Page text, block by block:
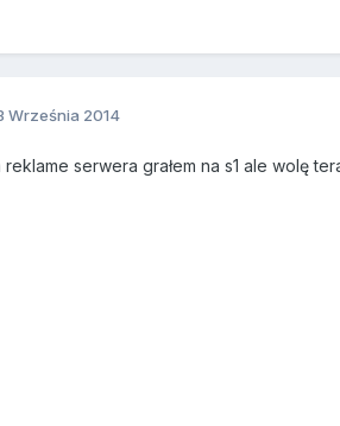
Września 2014
serwera grałem na s1 ale wolę